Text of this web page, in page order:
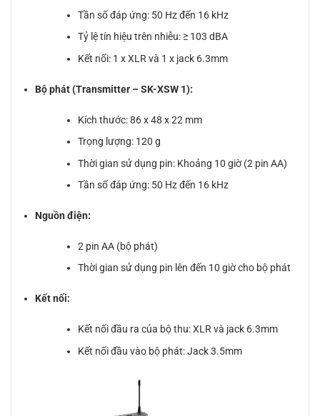
Tần số đáp ứng: 50 Hz đến 16 kHz
Tỷ lệ tín hiệu trên nhiễu: ≥ 103 dBA
Kết nối: 1 x XLR và 1 x jack 6.3mm
Bộ phát (Transmitter – SK-XSW 1):
Kích thước: 86 x 48 x 22 mm
Trọng lượng: 120 g
Thời gian sử dụng pin: Khoảng 10 giờ (2 pin AA)
Tần số đáp ứng: 50 Hz đến 16 kHz
Nguồn điện:
2 pin AA (bộ phát)
Thời gian sử dụng pin lên đến 10 giờ cho bộ phát
Kết nối:
Kết nối đầu ra của bộ thu: XLR và jack 6.3mm
Kết nối đầu vào bộ phát: Jack 3.5mm